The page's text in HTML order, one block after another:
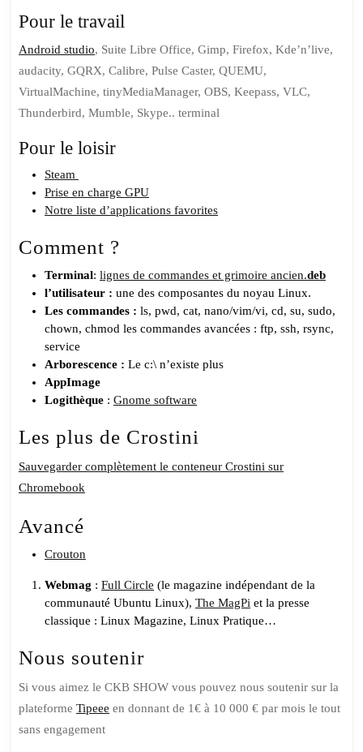
Pour le travail
Android studio, Suite Libre Office, Gimp, Firefox, Kde’n’live,
audacity, GQRX, Calibre, Pulse Caster, QUEMU,
VirtualMachine, tinyMediaManager, OBS, Keepass, VLC,
Thunderbird, Mumble, Skype.. terminal
Pour le loisir
Steam
Prise en charge GPU
Notre liste d’applications favorites
Comment ?
Terminal: lignes de commandes et grimoire ancien.deb
l’utilisateur : une des composantes du noyau Linux.
Les commandes : ls, pwd, cat, nano/vim/vi, cd, su, sudo,
chown, chmod les commandes avancées : ftp, ssh, rsync,
service
Arborescence : Le c:\ n’existe plus
AppImage
Logithèque : Gnome software
Les plus de Crostini
Sauvegarder complètement le conteneur Crostini sur
Chromebook
Avancé
Crouton
Webmag : Full Circle (le magazine indépendant de la
communauté Ubuntu Linux), The MagPi et la presse
classique : Linux Magazine, Linux Pratique…
Nous soutenir
Si vous aimez le CKB SHOW vous pouvez nous soutenir sur la
plateforme Tipeee en donnant de 1€ à 10 000 € par mois le tout
sans engagement